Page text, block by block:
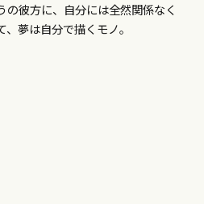
の彼方に、自分には全然関係なく
夢は自分で描くモノ。